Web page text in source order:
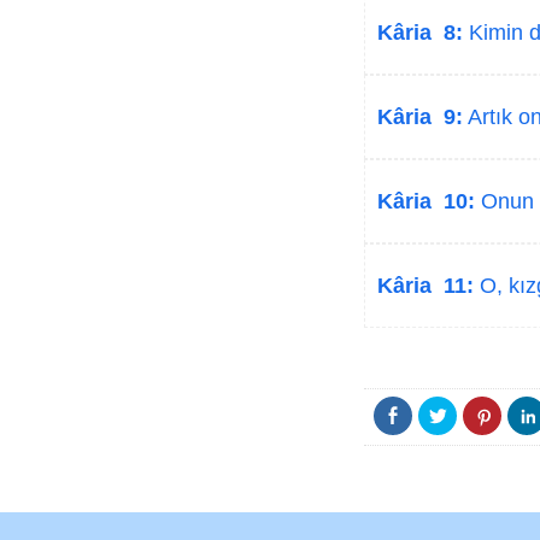
Kâria 8: Kimin
Kâria 9: Artık
Kâria 10: Onun
Kâria 11: O,